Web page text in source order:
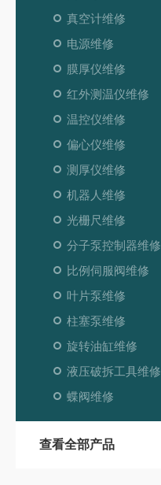
真空计维修
电源维修
膜厚仪维修
红外测温仪维修
温控仪维修
偏心仪维修
测厚仪维修
机器人维修
光栅尺维修
分子泵控制器维修
比例伺服阀维修
叶片泵维修
柱塞泵维修
旋转油缸维修
液压破拆工具维修
蝶阀维修
查看全部产品